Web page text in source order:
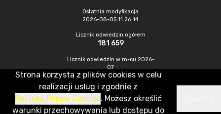
Ostatnia modyfikacja
2026-08-05 11:26:14
Licznik odwiedzin ogółem
181 659
Licznik odwiedzin w m-cu 2026-
07
250
CMS & Hosting: Nefeni Sp. z o.o.
Strona korzysta z plików cookies w celu
realizacji usług i zgodnie z
Polityką Plików Cookies. Możesz określić
warunki przechowywania lub dostępu do